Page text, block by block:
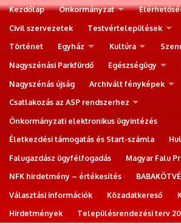
Kezdőlap Önkormányzat
Civil szervezetek
Testvértelepülések
Történet
Egyház Kultúra
Nagyszénási Parkfürdő
Egészségügy
Nagyszénás újság
Archivált fényképek
Csatlakozás az ASP rendszerhez
Önkormányzati elektronikus ügyintézés
Életkezdési támogatás és Start-számla
Falugazdász ügyfélfogadás
Magyar Falu
NFK hirdetmény – értékesítés
Választási információk
Közadatkereső
Hirdetmények
Településrendezési terv